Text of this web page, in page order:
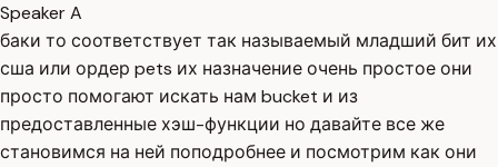
Speaker A
баки то соответствует так называемый младший бит их
сша или ордер pets их назначение очень простое они
просто помогают искать нам bucket и из
предоставленные хэш-функции но давайте все же
становимся на ней поподробнее и посмотрим как они